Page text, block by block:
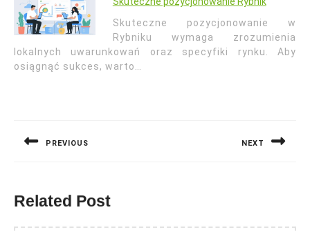
Skuteczne pozycjonowanie w
Rybniku wymaga zrozumienia
lokalnych uwarunkowań oraz specyfiki rynku. Aby
osiągnąć sukces, warto…
PREVIOUS NEXT
Related Post